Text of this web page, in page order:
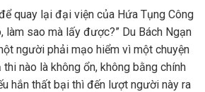
quay lại đại viện của Hứa Tụng Công
làm sao mà lấy được?” Du Bách Ngạn
người phải mạo hiểm vì một chuyện
nào là không ổn, không bằng chính
hắn thất bại thì đến lượt người này ra